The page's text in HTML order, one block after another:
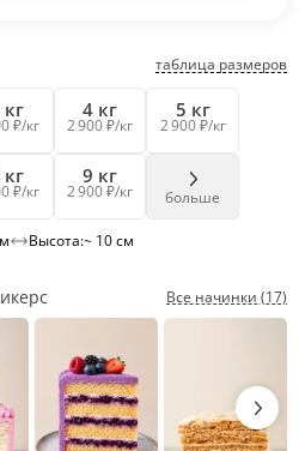
таблица размеров
кг
₽/кг
4 кг
2 900 ₽/кг
5 кг
2 900 ₽/кг
кг
₽/кг
9 кг
2 900 ₽/кг больше
Высота:~ 10 см
Все начинки (17)